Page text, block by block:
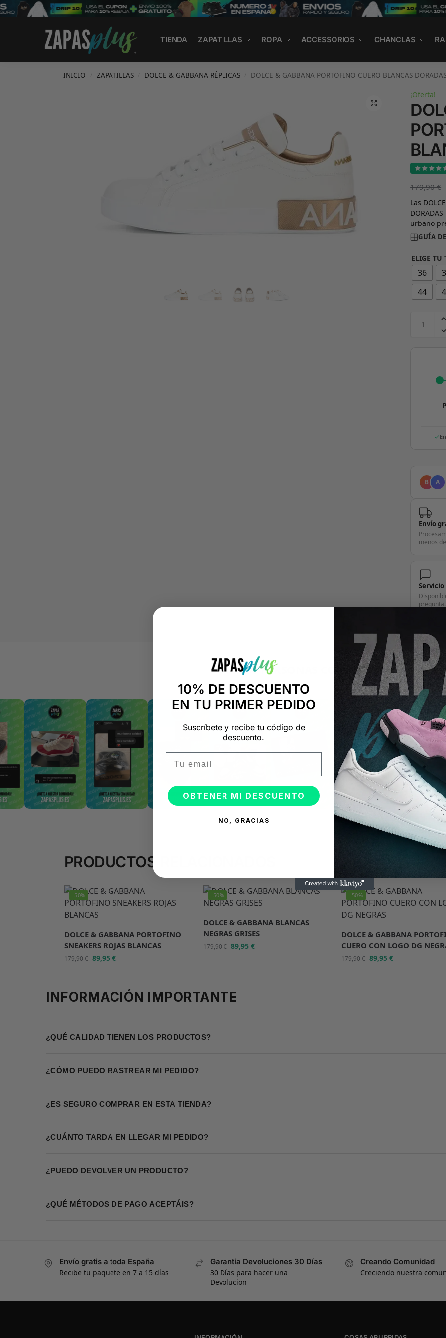
TIENDA ZAPATILLAS ROPA ACCESSORIOS CHANCLAS
Search
INICIO ZAPATILLAS DOLCE & GABBANA RÉPLICAS DOLCE & GABBANA PORTOFINO CUERO BLANCAS
¡Oferta!
179,90€
Las
urbano
GUÍA
ELIGE TU
36
44
B A
Envío
menos
Servicio
pregunta.
+14.000 PERSONAS CONFÍAN EN
"Consulta nuestras reseñas y compruébalo tú mismo"
PRODUCTOS RELACIONADOS
-50%
DOLCE & GABBANA PORTOFINO
SNEAKERS ROJAS BLANCAS
179,90€ 89,95 €
-50%
DOLCE & GABBANA BLANCAS
NEGRAS GRISES
179,90€ 89,95 €
-50%
DOLCE & GABBANA
CUERO CON LOGO DG
179,90€ 89,95€
INFORMACIÓN IMPORTANTE
¿QUÉ CALIDAD TIENEN LOS PRODUCTOS?
¿CÓMO PUEDO RASTREAR MI PEDIDO?
¿ES SEGURO COMPRAR EN ESTA TIENDA?
¿CUÁNTO TARDA EN LLEGAR MI PEDIDO?
¿PUEDO DEVOLVER UN PRODUCTO?
¿QUÉ MÉTODOS DE PAGO ACEPTÁIS?
Envío gratis a toda España
Recibe tu paquete en 7 a 15 días
Garantia Devoluciones 30 Días
30 Días para hacer una
Devolucion
Creando Comunidad
Creciendo nuestra
10% DE DESCUENTO
EN TU PRIMER PEDIDO
Suscríbete y recibe tu código de
descuento.
OBTENER MI DESCUENTO
NO, GRACIAS